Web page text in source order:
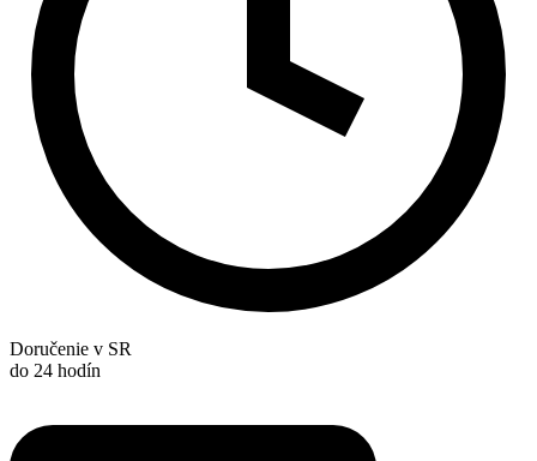
Doručenie v SR
do 24 hodín